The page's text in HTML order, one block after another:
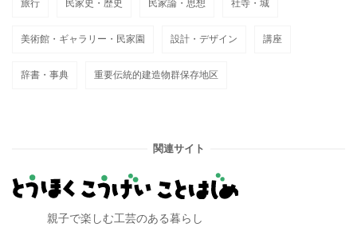
旅行 民家史・歴史 民家論・思想 社寺・城
美術館・ギャラリー・民家園 設計・デザイン 講座
辞書・事典 重要伝統的建造物群保存地区
関連サイト
親子で楽しむ工芸のある暮らし